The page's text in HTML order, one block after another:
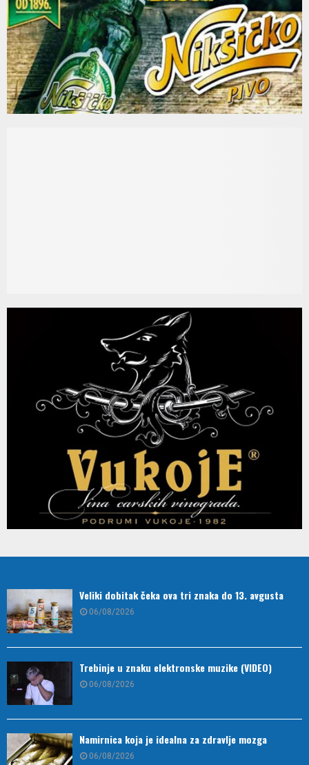
Veliki dobitak čeka ova tri znaka do 13. avgusta
06/08/2026
Trebinje u znaku elektronske muzike (VIDEO)
06/08/2026
Namirnica koja je idealna za zdravlje mozga
06/08/2026